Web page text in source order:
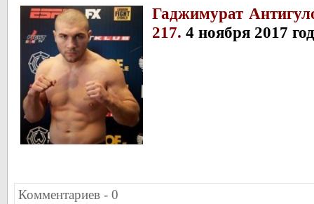
Гаджимурат
217. 4 ноября 2017
Комментариев - 0